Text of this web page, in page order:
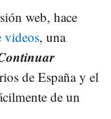
web, hace
videos, una
de España y el
de un